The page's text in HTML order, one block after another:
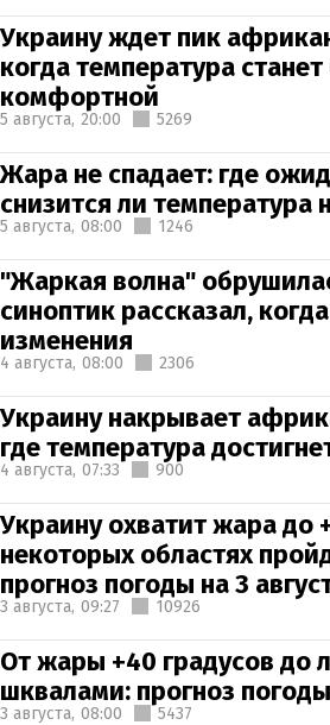
Украину ждет пик
когда температура
комфортной
5 августа, 20:00 5269
Жара не спадает: где
снизится ли температура
5 августа, 08:00 1246
"Жаркая волна"
синоптик рассказал,
изменения
4 августа, 08:00 2306
Украину накрывает
где температура
4 августа, 07:33 900
Украину охватит жара до
некоторых областях
прогноз погоды на 3
3 августа, 09:27 10926
От жары +40 градусов до
шквалами: прогноз
3 августа, 08:00 5437